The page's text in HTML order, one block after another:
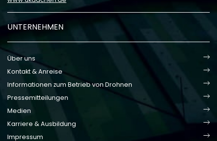
UNTERNEHMEN
Über uns
Kontakt & Anreise
Informationen zum Betrieb von Drohnen
Pressemitteilungen
Medien
Karriere & Ausbildung
Impressum